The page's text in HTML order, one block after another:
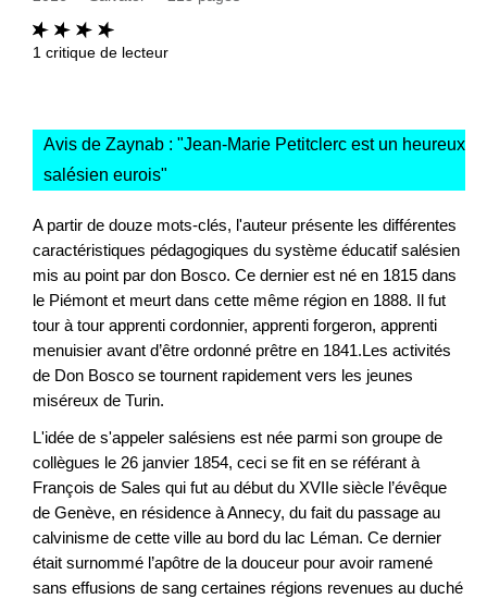
1 critique de lecteur
Avis de Zaynab : "Jean-Marie Petitclerc est un heureux
salésien eurois"
A partir de douze mots-clés, l'auteur présente les différentes
caractéristiques pédagogiques du système éducatif salésien
mis au point par don Bosco. Ce dernier est né en 1815 dans
le Piémont et meurt dans cette même région en 1888. Il fut
tour à tour apprenti cordonnier, apprenti forgeron, apprenti
menuisier avant d’être ordonné prêtre en 1841.Les activités
de Don Bosco se tournent rapidement vers les jeunes
miséreux de Turin.
L'idée de s'appeler salésiens est née parmi son groupe de
collègues le 26 janvier 1854, ceci se fit en se référant à
François de Sales qui fut au début du XVIIe siècle l’évêque
de Genève, en résidence à Annecy, du fait du passage au
calvinisme de cette ville au bord du lac Léman. Ce dernier
était surnommé l’apôtre de la douceur pour avoir ramené
sans effusions de sang certaines régions revenues au duché